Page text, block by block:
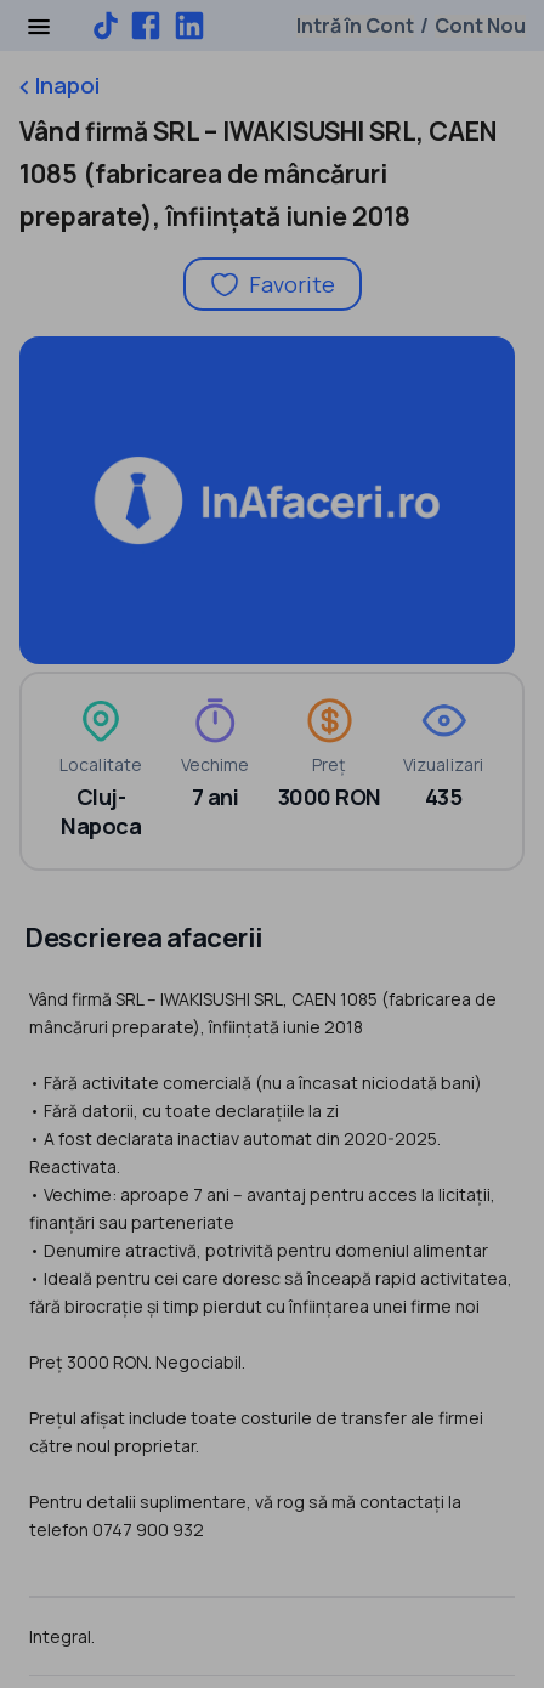
Intră în Cont / Cont Nou
keyboard_arrow_leftInapoi
Vând firmă SRL – IWAKISUSHI SRL, CAEN
1085 (fabricarea de mâncăruri
preparate), înființată iunie 2018
Favorite
Localitate
Cluj-
Napoca
Vechime
7 ani
Preț
3000 RON
Vizualizari
435
Descrierea afacerii
Vând firmă SRL – IWAKISUSHI SRL, CAEN 1085 (fabricarea de
mâncăruri preparate), înființată iunie 2018
• Fără activitate comercială (nu a încasat niciodată bani)
• Fără datorii, cu toate declarațiile la zi
• A fost declarata inactiav automat din 2020-2025.
Reactivata.
• Vechime: aproape 7 ani – avantaj pentru acces la licitații,
finanțări sau parteneriate
• Denumire atractivă, potrivită pentru domeniul alimentar
• Ideală pentru cei care doresc să înceapă rapid activitatea,
fără birocrație și timp pierdut cu înființarea unei firme noi
Preț 3000 RON. Negociabil.
Prețul afișat include toate costurile de transfer ale firmei
către noul proprietar.
Pentru detalii suplimentare, vă rog să mă contactați la
telefon 0747 900 932
Integral.